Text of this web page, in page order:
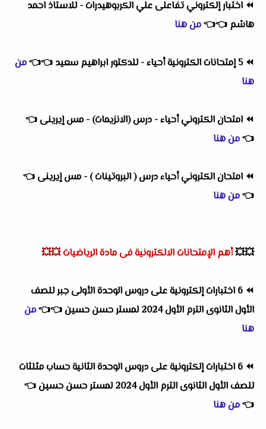
⏪ اختبار إلكتروني تفاعلى علي الكربوهيدرات - للاستاذ احمد
هاشم 👈
👈من هنا
⏪5 إمتحانات الكترونية أحياء - للدكتور ابراهيم سعيد 👈
👈من
هنا
⏪ امتحان الكتروني أحياء - درس (الانزيمات) - مس إيرينى👈
👈من هنا
⏪ امتحان الكتروني أحياء درس ( البروتينات ) - مس إيرينى👈
👈من هنا
💥💥أهم الإمتحانات الالكترونية فى مادة الرياضيات💥💥
⏪
6 اختبارات إلكترونية على دروس الوحدة الأولى جبر للصف
الأول الثانوى الترم الأول 2024 لمستر حسن حسين
👈
👈من
هنا
⏪
6 اختبارات إلكترونية على دروس الوحدة الثانية حساب مثلثات
للصف الأول الثانوى الترم الأول 2024 لمستر حسن حسين
👈
👈من هنا